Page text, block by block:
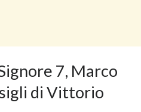
7, Marco
di Vittorio